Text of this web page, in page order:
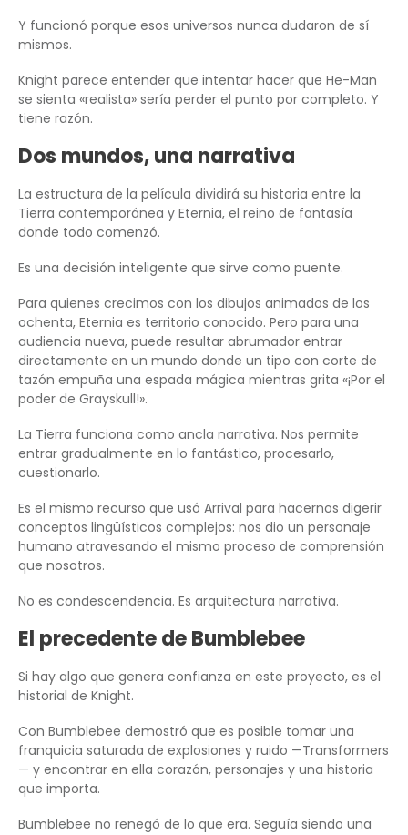
Y funcionó porque esos universos nunca dudaron de sí
mismos.
Knight parece entender que intentar hacer que He-Man
se sienta «realista» sería perder el punto por completo. Y
tiene razón.
Dos mundos, una narrativa
La estructura de la película dividirá su historia entre la
Tierra contemporánea y Eternia, el reino de fantasía
donde todo comenzó.
Es una decisión inteligente que sirve como puente.
Para quienes crecimos con los dibujos animados de los
ochenta, Eternia es territorio conocido. Pero para una
audiencia nueva, puede resultar abrumador entrar
directamente en un mundo donde un tipo con corte de
tazón empuña una espada mágica mientras grita «¡Por el
poder de Grayskull!».
La Tierra funciona como ancla narrativa. Nos permite
entrar gradualmente en lo fantástico, procesarlo,
cuestionarlo.
Es el mismo recurso que usó Arrival para hacernos digerir
conceptos lingüísticos complejos: nos dio un personaje
humano atravesando el mismo proceso de comprensión
que nosotros.
No es condescendencia. Es arquitectura narrativa.
El precedente de Bumblebee
Si hay algo que genera confianza en este proyecto, es el
historial de Knight.
Con Bumblebee demostró que es posible tomar una
franquicia saturada de explosiones y ruido —Transformers
— y encontrar en ella corazón, personajes y una historia
que importa.
Bumblebee no renegó de lo que era. Seguía siendo una